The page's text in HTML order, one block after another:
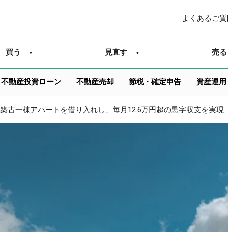
よくあるご
買う 見直す 売る
不動産投資ローン 不動産売却 節税・確定申告 資産運用
築古一棟アパートを借り入れし、毎月12.6万円超の黒字収支を実